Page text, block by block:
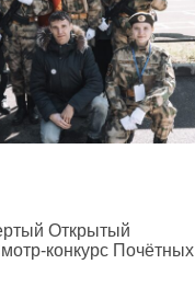
Открытый
конкурс Почётных